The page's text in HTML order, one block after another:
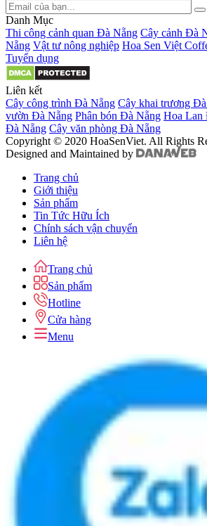
Danh Mục
Thi công cảnh quan Đà Nẵng Cây cảnh Đà
Nẵng Vật tư nông nghiệp Hoa Sen Việt
Tuyển dụng
Liên kết
Cây công trình Đà Nẵng Cây khai trương
vườn Đà Nẵng Phân bón Đà Nẵng Hoa Lan
Đà Nẵng Cây văn phòng Đà Nẵng
Copyright © 2020 HoaSenViet. All Rights
Designed and Maintained by
Trang chủ
Giới thiệu
Sản phẩm
Tin Tức Hữu Ích
Chính sách vận chuyển
Liên hệ
Trang chủ
Sản phẩm
Hotline
Cửa hàng
Menu